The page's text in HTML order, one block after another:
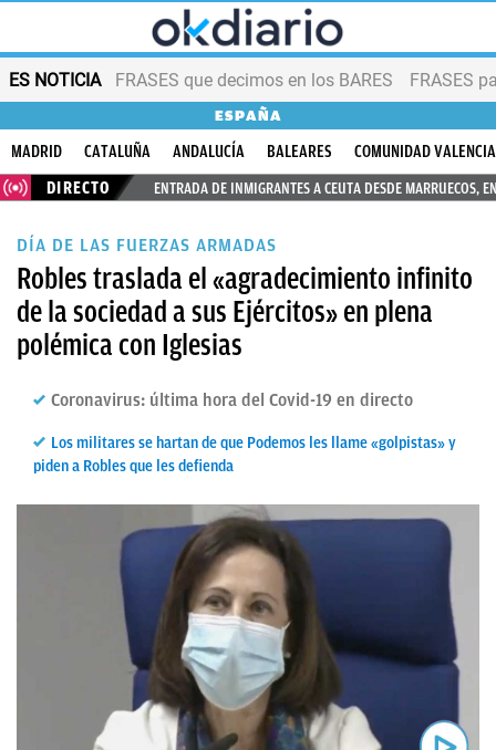
ES NOTICIA FRASES que decimos en los BARES FRASES
ESPAÑA
MADRID CATALUÑA ANDALUCÍA BALEARES
COMUNIDAD
DIRECTO
ENTRADA DE INMIGRANTES A CEUTA DESDE MARRUECOS,
DÍA DE LAS FUERZAS ARMADAS
Robles traslada el «agradecimiento infinito
de la sociedad a sus Ejércitos» en plena
polémica con Iglesias
Coronavirus: última hora del Covid-19 en directo
Los militares se hartan de que Podemos les llame «golpistas» y
piden a Robles que les defienda